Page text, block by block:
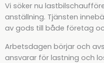
Vi söker nu
anställning. Tjänsten
av gods till både företag
Arbetsdagen börjar och
ansvarar för lastning och